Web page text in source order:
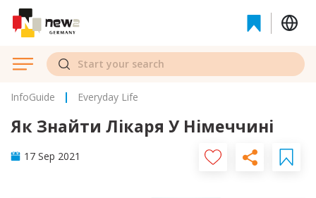
InfoGuide Everyday Life
Як Знайти Лікаря У Німеччині
17 Sep 2021